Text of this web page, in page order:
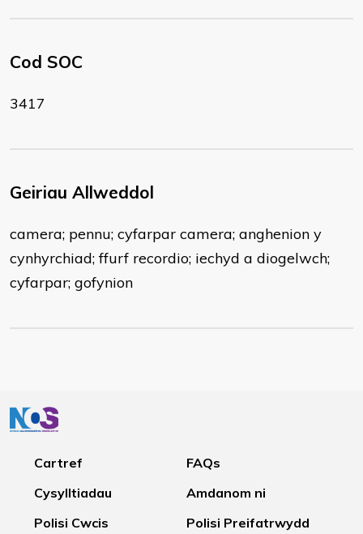
Cod SOC
3417
Geiriau Allweddol
camera; pennu; cyfarpar camera; anghenion y
cynhyrchiad; ffurf recordio; iechyd a diogelwch;
cyfarpar; gofynion
Cartref
FAQs
Cysylltiadau
Amdanom ni
Polisi Cwcis
Polisi Preifatrwydd